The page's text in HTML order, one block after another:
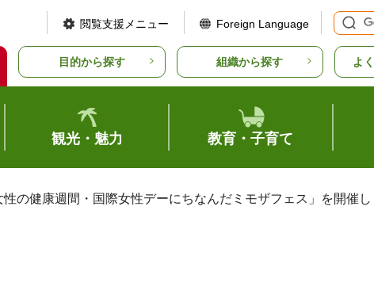
閲覧支援メニュー Foreign Language
目的から探す 組織から探す よ
観光・魅力 教育・子育て
性の健康週間・国際女性デーにちなんだミモザフェス」を開催し